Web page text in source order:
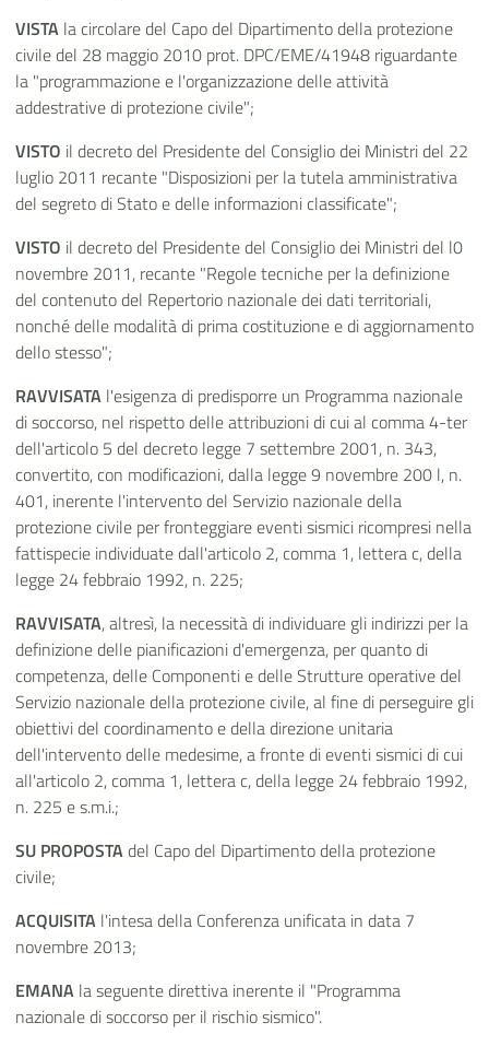
VISTA la circolare del Capo del Dipartimento della protezione
civile del 28 maggio 2010 prot. DPC/EME/41948 riguardante
la "programmazione e l'organizzazione delle attività
addestrative di protezione civile";
VISTO il decreto del Presidente del Consiglio dei Ministri del 22
luglio 2011 recante "Disposizioni per la tutela amministrativa
del segreto di Stato e delle informazioni classificate";
VISTO il decreto del Presidente del Consiglio dei Ministri del l0
novembre 2011, recante "Regole tecniche per la definizione
del contenuto del Repertorio nazionale dei dati territoriali,
nonché delle modalità di prima costituzione e di aggiornamento
dello stesso";
RAVVISATA l'esigenza di predisporre un Programma nazionale
di soccorso, nel rispetto delle attribuzioni di cui al comma 4-ter
dell'articolo 5 del decreto legge 7 settembre 2001, n. 343,
convertito, con modificazioni, dalla legge 9 novembre 200 l, n.
401, inerente l'intervento del Servizio nazionale della
protezione civile per fronteggiare eventi sismici ricompresi nella
fattispecie individuate dall'articolo 2, comma 1, lettera c, della
legge 24 febbraio 1992, n. 225;
RAVVISATA, altresì, la necessità di individuare gli indirizzi per la
definizione delle pianificazioni d'emergenza, per quanto di
competenza, delle Componenti e delle Strutture operative del
Servizio nazionale della protezione civile, al fine di perseguire gli
obiettivi del coordinamento e della direzione unitaria
dell'intervento delle medesime, a fronte di eventi sismici di cui
all'articolo 2, comma 1, lettera c, della legge 24 febbraio 1992,
n. 225 e s.m.i.;
SU PROPOSTAdel Capo del Dipartimento della protezione
civile;
ACQUISITA l'intesa della Conferenza unificata in data 7
novembre 2013;
EMANA la seguente direttiva inerente il "Programma
nazionale di soccorso per il rischio sismico".